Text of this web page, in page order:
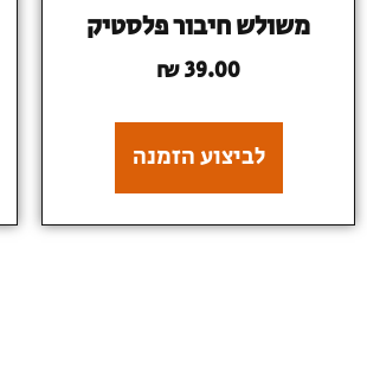
משולש חיבור פלסטיק
₪39.00
לביצוע הזמנה